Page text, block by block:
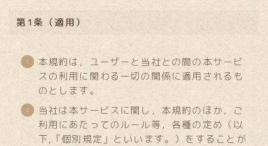
第1条（適用）
本規約は，ユーザーと当社との間の本サービ
スの利用に関わる一切の関係に適用されるも
のとします。
当社は本サービスに関し，本規約のほか，ご
利用にあたってのルール等，各種の定め（以
下,「個別規定」といいます。）をすることが